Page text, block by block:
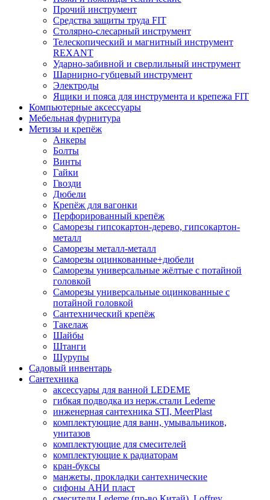
Прочий инструмент
Средства защиты труда FIT
Столярно-слесарный инструмент
Телескопический и магнитный инструмент
REXANT
Ударно-забивной и сверлильный инструмент
Шарнирно-губцевый инструмент
Электроды
Ящики и пояса для инструмента и крепежа FIT
Компьютерные аксессуары
Мебельная фурнитура
Метизы и крепёж
Анкеры
Болты
Винты
Гайки
Гвозди
Дюбели
Крепёж для вагонки
Перфорированный крепёж
Саморезы гипсокартон-дерево, гипсокартон-
металл
Саморезы металл-металл
Саморезы оцинкованные+дюбели
Саморезы универсальные жёлтые с потайной
головкой
Саморезы универсальные оцинкованные с
потайной головкой
Сантехнический крепёж
Такелаж
Шайбы
Штанги
Шурупы
Садовый инвентарь
Сантехника
аксессуары для ванной LEDEME
гибкая подводка из нерж.стали Ledeme
инженерная сантехника STI, MeerPlast
комплектующие для ванн, умывальников,
унитазов
комплектующие для смесителей
комплектующие к радиаторам
кран-буксы
манжеты, прокладки сантехнические
сифоны АНИ пласт